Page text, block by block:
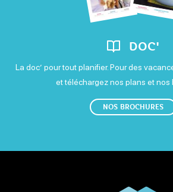
DOC'
La doc’ pour tout planifier. Pour des
et téléchargez nos plans et nos
NOS BROCHURES